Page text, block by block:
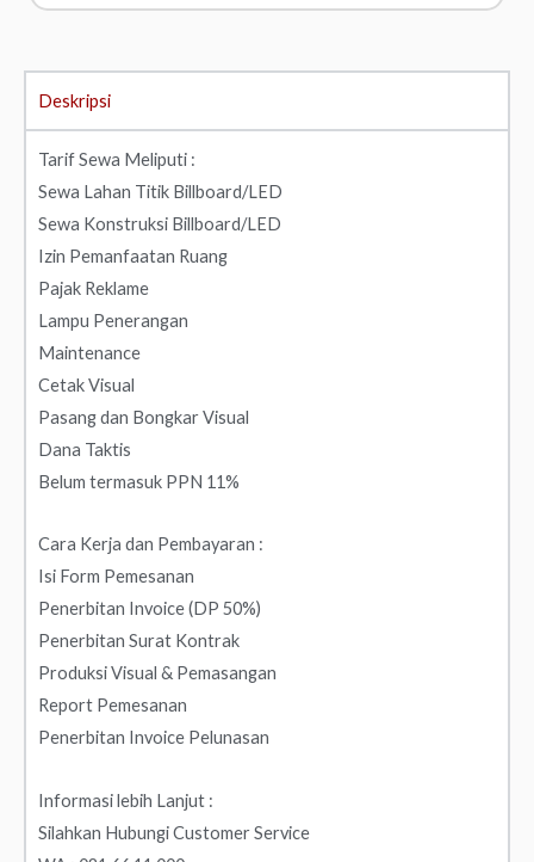
Deskripsi
Tarif Sewa Meliputi :
Sewa Lahan Titik Billboard/LED
Sewa Konstruksi Billboard/LED
Izin Pemanfaatan Ruang
Pajak Reklame
Lampu Penerangan
Maintenance
Cetak Visual
Pasang dan Bongkar Visual
Dana Taktis
Belum termasuk PPN 11%
Cara Kerja dan Pembayaran :
Isi Form Pemesanan
Penerbitan Invoice (DP 50%)
Penerbitan Surat Kontrak
Produksi Visual & Pemasangan
Report Pemesanan
Penerbitan Invoice Pelunasan
Informasi lebih Lanjut :
Silahkan Hubungi Customer Service